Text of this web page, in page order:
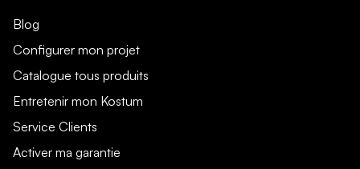
Blog
Configurer mon projet
Catalogue tous produits
Entretenir mon Kostum
Service Clients
Activer ma garantie